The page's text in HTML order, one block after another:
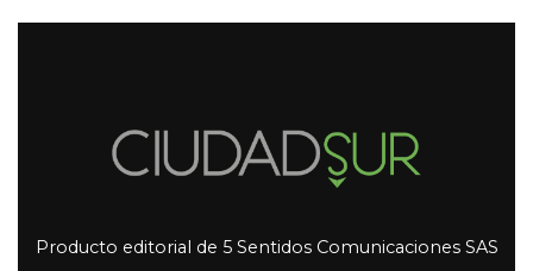
Producto editorial de 5 Sentidos Comunicaciones SAS